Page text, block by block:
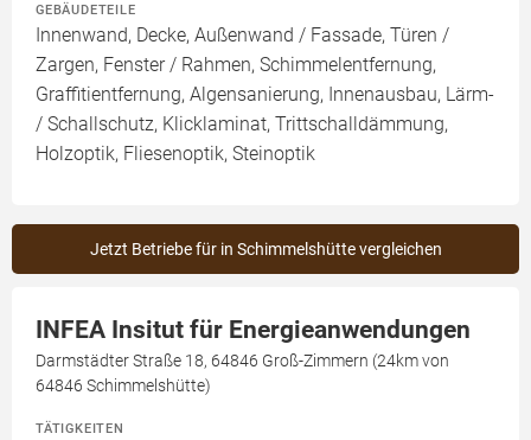
GEBÄUDETEILE
Innenwand, Decke, Außenwand / Fassade, Türen /
Zargen, Fenster / Rahmen, Schimmelentfernung,
Graffitientfernung, Algensanierung, Innenausbau, Lärm-
/ Schallschutz, Klicklaminat, Trittschalldämmung,
Holzoptik, Fliesenoptik, Steinoptik
Jetzt Betriebe für in Schimmelshütte vergleichen
INFEA Insitut für Energieanwendungen
Darmstädter Straße 18, 64846 Groß-Zimmern (24km von
64846 Schimmelshütte)
TÄTIGKEITEN